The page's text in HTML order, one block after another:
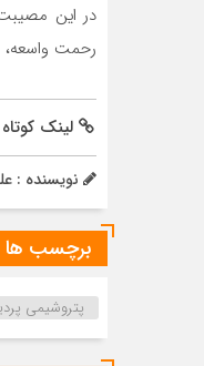
در این مصیبت
رحمت واسعه،
لینک
نویسنده :
برچسب ها
پتروشیمی